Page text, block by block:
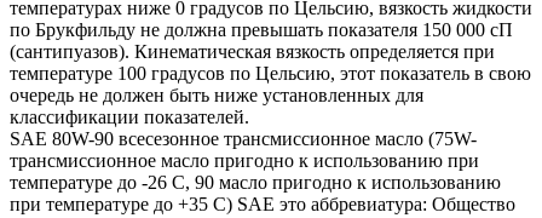
температурах ниже 0 градусов по Цельсию, вязкость жидкости
по Брукфильду не должна превышать показателя 150 000 сП
(сантипуазов). Кинематическая вязкость определяется при
температуре 100 градусов по Цельсию, этот показатель в свою
очередь не должен быть ниже установленных для
классификации показателей.
SAE 80W-90 всесезонное трансмиссионное масло (75W-
трансмиссионное масло пригодно к использованию при
температуре до -26 С, 90 масло пригодно к использованию
при температуре до +35 С) SAE это аббревиатура: Общество